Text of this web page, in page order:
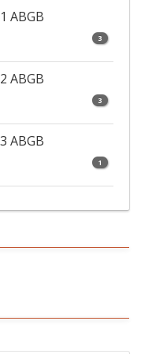
ABGB
3
ABGB
3
ABGB
1